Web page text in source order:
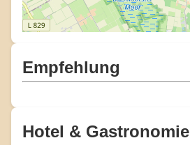
Empfehlung
Hotel & Gastronomie